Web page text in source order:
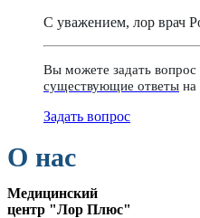
С уважением, лор врач
Вы можете задать
существующие ответы на
Задать вопрос
О нас
Медицинский
центр "Лор Плюс"